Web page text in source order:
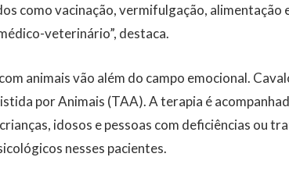
como vacinação, vermifulgação, alimentação
veterinário”, destaca.
animais vão além do campo emocional.
por Animais (TAA). A terapia é
idosos e pessoas com deficiências ou
nesses pacientes.